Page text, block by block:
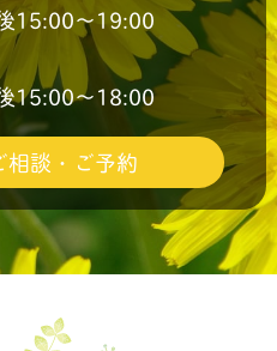
15:00〜19:00
15:00〜18:00
相談・ご予約